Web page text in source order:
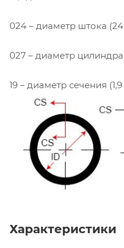
024 – диаметр штока
027 – диаметр
19 – диаметр сечения
Характеристики